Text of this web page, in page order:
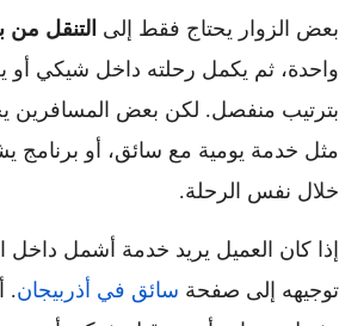
بعض الزوار يحتاج فقط إلى التنقل
واحدة، ثم يكمل رحلته داخل شيكي أو
بترتيب منفصل. لكن بعض المسافرين
مثل خدمة يومية مع سائق، أو برنامج
خلال نفس الرحلة.
إذا كان العميل يريد خدمة أشمل داخل
توجيهه إلى صفحة سائق في أذربيجان.